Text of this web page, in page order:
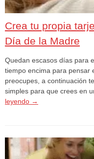
Crea tu propia
Día de la Madre
Quedan escasos días para
tiempo encima para pensar
preocupes, a continuación
simples para que crees en
leyendo →